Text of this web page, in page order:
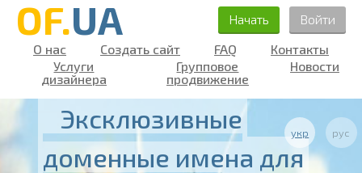
OF.UA
О нас Создать сайт FAQ
Контакты
Услуги
дизайнера
Групповое
продвижение
Новости
Начать Войти
укр рус
Эксклюзивные
доменные имена для